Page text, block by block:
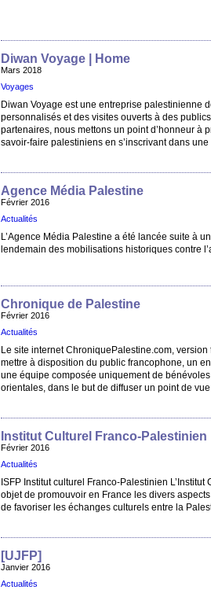
Diwan Voyage | Home
Mars 2018
Voyages
Diwan Voyage est une entreprise palestinienne
personnalisés et des visites ouverts à des
partenaires, nous mettons un point d’honneur à
savoir-faire palestiniens en s’inscrivant dans
Agence Média Palestine
Février 2016
Actualités
L’Agence Média Palestine a été lancée suite à
lendemain des mobilisations historiques contre
Chronique de Palestine
Février 2016
Actualités
Le site internet ChroniquePalestine.com,
mettre à disposition du public francophone, un
une équipe composée uniquement de
orientales, dans le but de diffuser un point de
Institut Culturel Franco-Palestinien
Février 2016
Actualités
ISFP Institut culturel Franco-Palestinien
objet de promouvoir en France les divers
de favoriser les échanges culturels entre la
[UJFP]
Janvier 2016
Actualités